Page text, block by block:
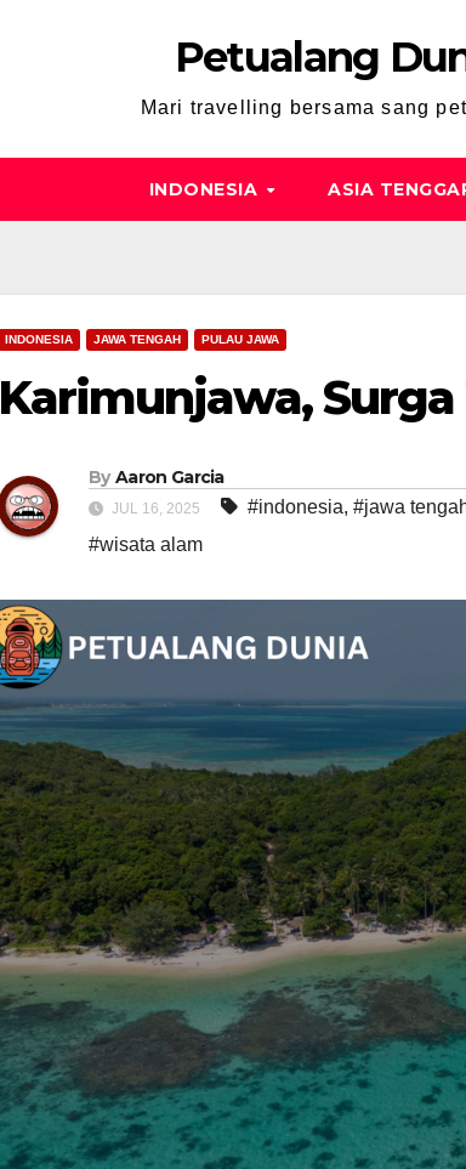
Petualang
Mari travelling bersama sang
INDONESIA ASIA
INDONESIA JAWA TENGAH PULAU JAWA
Karimunjawa,
By Aaron Garcia
JUL 16, 2025 #indonesia, #jawa
#wisata alam